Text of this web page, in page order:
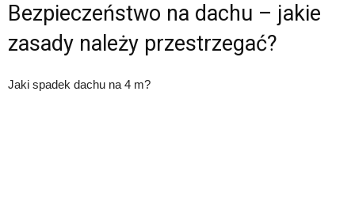
Bezpieczeństwo na dachu – jakie
zasady należy przestrzegać?
Jaki spadek dachu na 4 m?